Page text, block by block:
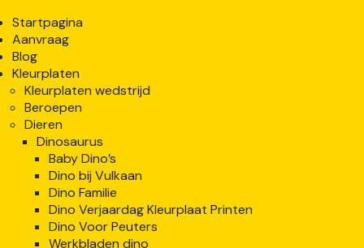
Startpagina
Aanvraag
Blog
Kleurplaten
Kleurplaten wedstrijd
Beroepen
Dieren
Dinosaurus
Baby Dino’s
Dino bij Vulkaan
Dino Familie
Dino Verjaardag Kleurplaat Printen
Dino Voor Peuters
Werkbladen dino